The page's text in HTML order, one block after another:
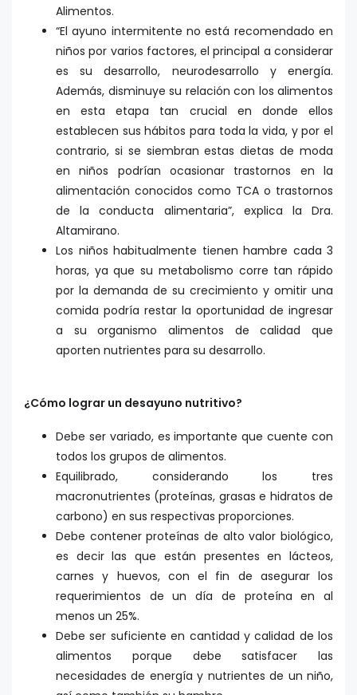
Alimentos.
“El ayuno intermitente no está recomendado en
niños por varios factores, el principal a considerar
es su desarrollo, neurodesarrollo y energía.
Además, disminuye su relación con los alimentos
en esta etapa tan crucial en donde ellos
establecen sus hábitos para toda la vida, y por el
contrario, si se siembran estas dietas de moda
en niños podrían ocasionar trastornos en la
alimentación conocidos como TCA o trastornos
de la conducta alimentaria”, explica la Dra.
Altamirano.
Los niños habitualmente tienen hambre cada 3
horas, ya que su metabolismo corre tan rápido
por la demanda de su crecimiento y omitir una
comida podría restar la oportunidad de ingresar
a su organismo alimentos de calidad que
aporten nutrientes para su desarrollo.
¿Cómo lograr un desayuno nutritivo?
Debe ser variado, es importante que cuente con
todos los grupos de alimentos.
Equilibrado, considerando los tres
macronutrientes (proteínas, grasas e hidratos de
carbono) en sus respectivas proporciones.
Debe contener proteínas de alto valor biológico,
es decir las que están presentes en lácteos,
carnes y huevos, con el fin de asegurar los
requerimientos de un día de proteína en al
menos un 25%.
Debe ser suficiente en cantidad y calidad de los
alimentos porque debe satisfacer las
necesidades de energía y nutrientes de un niño,